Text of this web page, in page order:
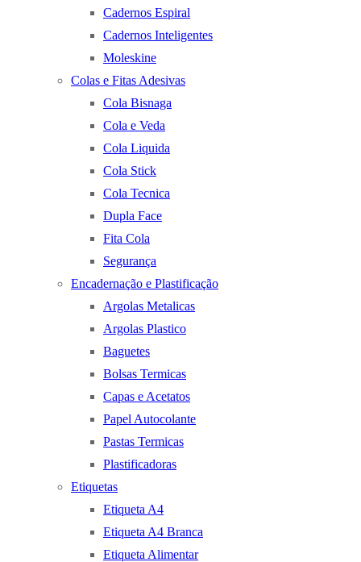
Cadernos Espiral
Cadernos Inteligentes
Moleskine
Colas e Fitas Adesivas
Cola Bisnaga
Cola e Veda
Cola Liquida
Cola Stick
Cola Tecnica
Dupla Face
Fita Cola
Segurança
Encadernação e Plastificação
Argolas Metalicas
Argolas Plastico
Baguetes
Bolsas Termicas
Capas e Acetatos
Papel Autocolante
Pastas Termicas
Plastificadoras
Etiquetas
Etiqueta A4
Etiqueta A4 Branca
Etiqueta Alimentar